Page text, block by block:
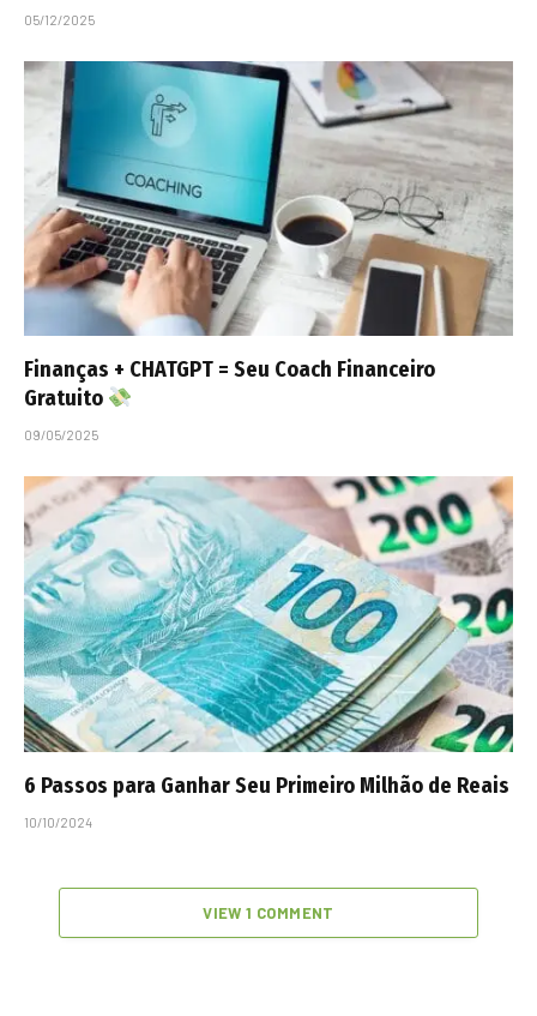
05/12/2025
Finanças + CHATGPT = Seu Coach Financeiro
Gratuito
09/05/2025
6 Passos para Ganhar Seu Primeiro Milhão de Reais
10/10/2024
VIEW 1 COMMENT